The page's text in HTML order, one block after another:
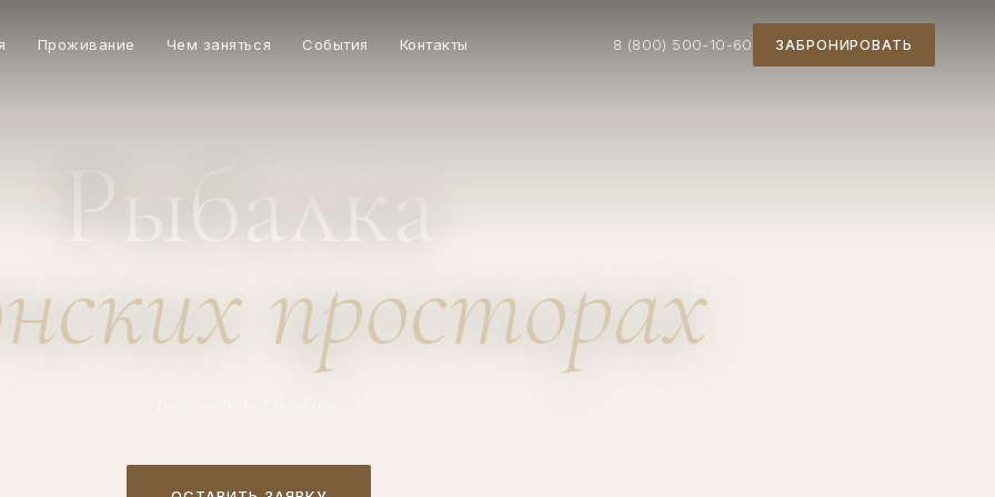
Проживание Чем заняться События Контакты 8 (800) 500-10-60 ЗАБРОНИРОВАТЬ
Рыбалка
просторах